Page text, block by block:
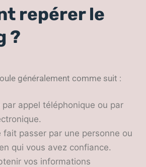
repérer le
?
généralement comme suit :
par appel téléphonique ou par
fait passer par une personne ou
qui vous avez confiance.
vos informations